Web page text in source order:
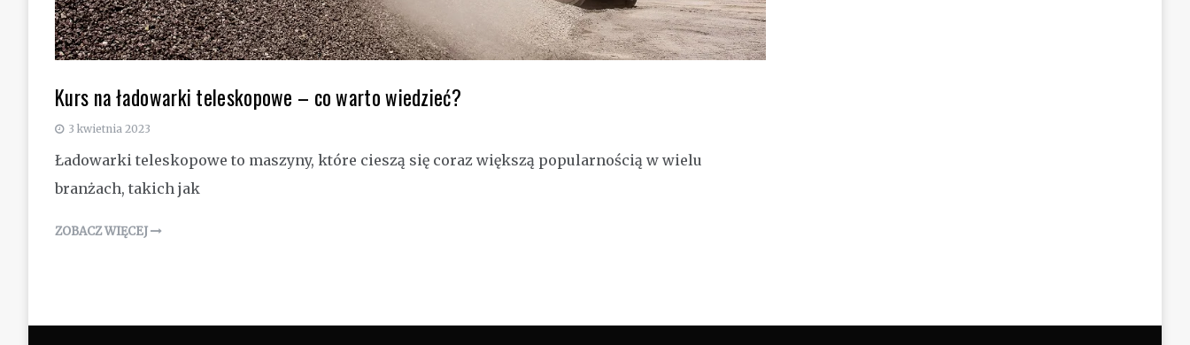
Kurs na ładowarki teleskopowe – co warto wiedzieć?
3 kwietnia 2023
Ładowarki teleskopowe to maszyny, które cieszą się coraz większą popularnością w wielu
branżach, takich jak
ZOBACZ WIĘCEJ